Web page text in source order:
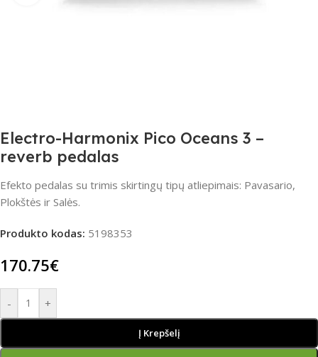
Electro-Harmonix Pico Oceans 3 –
reverb pedalas
Efekto pedalas su trimis skirtingų tipų atliepimais: Pavasario,
Plokštės ir Salės.
Produkto kodas: 5198353
170.75€
- +
Į Krepšelį